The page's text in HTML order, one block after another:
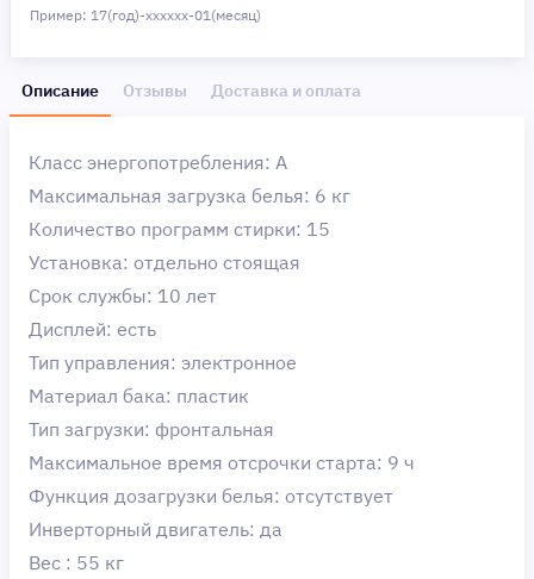
Пример: 17(год)-хххххх-01(месяц)
Описание Отзывы Доставка и оплата
Класс энергопотребления: A
Максимальная загрузка белья: 6 кг
Количество программ стирки: 15
Установка: отдельно стоящая
Срок службы: 10 лет
Дисплей: есть
Тип управления: электронное
Материал бака: пластик
Тип загрузки: фронтальная
Максимальное время отсрочки старта: 9 ч
Функция дозагрузки белья: отсутствует
Инверторный двигатель: да
Вес : 55 кг